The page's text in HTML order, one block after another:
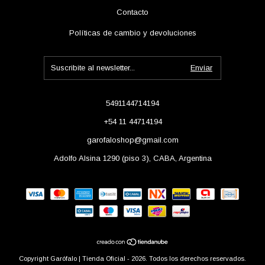
Contacto
Políticas de cambio y devoluciones
5491144714194
+54 11 44714194
garofaloshop@gmail.com
Adolfo Alsina 1290 (piso 3), CABA, Argentina
Copyright Garófalo | Tienda Oficial - 2026. Todos los derechos reservados.